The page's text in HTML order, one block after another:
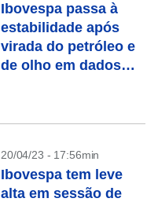
Ibovespa passa à
estabilidade após
virada do petróleo e
de olho em dados
20/04/23 - 17:56min
Ibovespa tem leve
alta em sessão de